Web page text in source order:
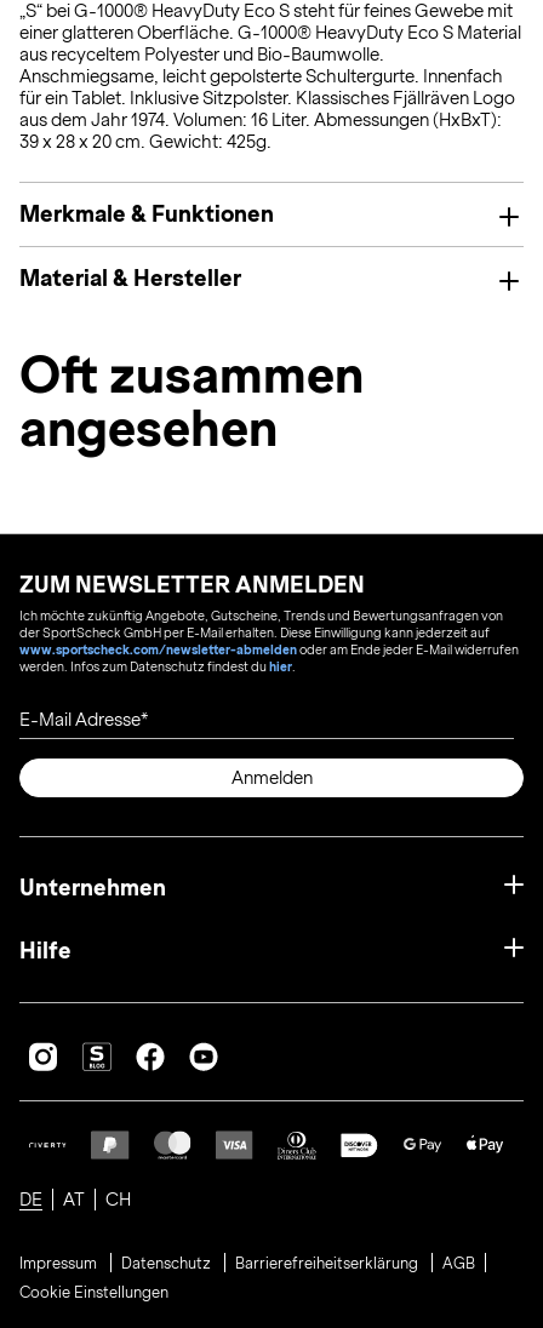
„S“ bei G-1000® HeavyDuty Eco S steht für feines Gewebe mit
einer glatteren Oberfläche. G-1000® HeavyDuty Eco S Material
aus recyceltem Polyester und Bio-Baumwolle.
Anschmiegsame, leicht gepolsterte Schultergurte. Innenfach
für ein Tablet. Inklusive Sitzpolster. Klassisches Fjällräven Logo
aus dem Jahr 1974. Volumen: 16 Liter. Abmessungen (HxBxT):
39 x 28 x 20 cm. Gewicht: 425g.
Merkmale & Funktionen
Material & Hersteller
Oft zusammen
angesehen
ZUM NEWSLETTER ANMELDEN
Ich möchte zukünftig Angebote, Gutscheine, Trends und Bewertungsanfragen von
der SportScheck GmbH per E-Mail erhalten. Diese Einwilligung kann jederzeit auf
www.sportscheck.com/newsletter-abmeldenoder am Ende jeder E-Mail widerrufen
werden. Infos zum Datenschutz findest duhier
E-Mail Adresse
Anmelden
Unternehmen
Hilfe
DE AT CH
Impressum Datenschutz Barrierefreiheitserklärung
AGB
Cookie Einstellungen